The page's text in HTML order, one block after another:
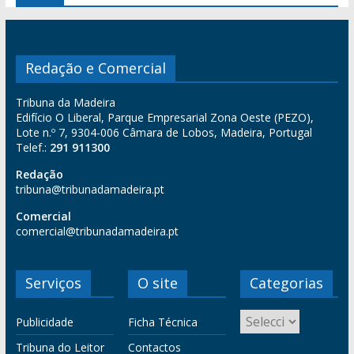
Redação e Comercial
Tribuna da Madeira
Edifício O Liberal, Parque Empresarial Zona Oeste (PEZO),
Lote n.º 7, 9304-006 Câmara de Lobos, Madeira, Portugal
Telef.: 291 911300
Redação
tribuna@tribunadamadeira.pt
Comercial
comercial@tribunadamadeira.pt
Serviços
Publicidade
Tribuna do Leitor
O site
Ficha Técnica
Contactos
Categorias